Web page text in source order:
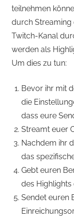
teilnehmen
durch Streaming
Twitch-Kanal
werden als
Um dies zu tun:
Bevor ihr mit
die
dass eure
Streamt euer
Nachdem ihr
das
Gebt euren
des Highlights
Sendet euren